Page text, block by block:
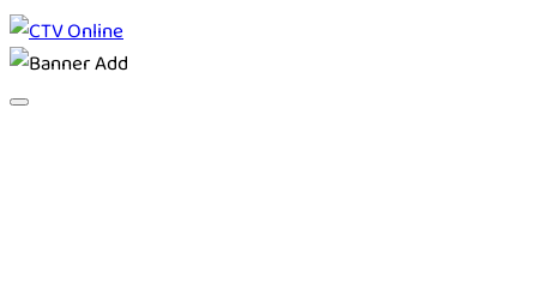
CTV Online